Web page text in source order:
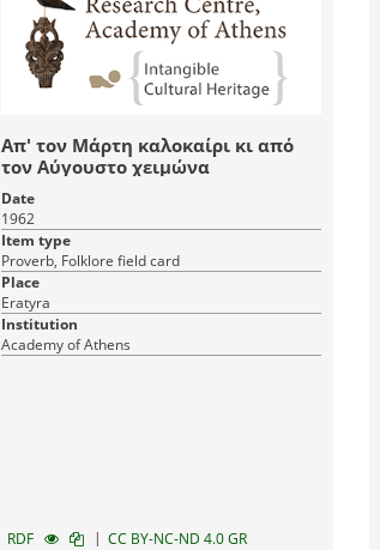
Απ' τον Μάρτη καλοκαίρι κι από
τον Αύγουστο χειμώνα
Date
1962
Item type
Proverb, Folklore field card
Place
Eratyra
Institution
Academy of Athens
RDF | CC BY-NC-ND 4.0 GR